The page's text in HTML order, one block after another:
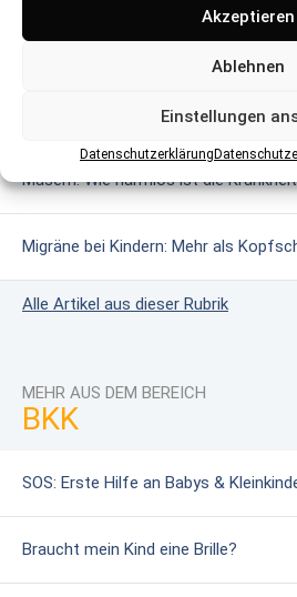
Akzeptieren
Ablehnen
Einstellungen
Datenschutzerklärung
Glutenintoleranz & Zöliakie: Wenn
Das erweiterte Neugeborenen-
Masern: Wie harmlos ist die
Migräne bei Kindern: Mehr als
Alle Artikel aus dieser Rubrik
MEHR AUS DEM BEREICH
BKK
SOS: Erste Hilfe an Babys &
Braucht mein Kind eine Brille?